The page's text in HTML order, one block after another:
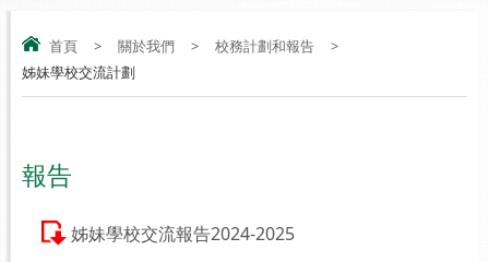
首頁 > 關於我們 > 校務計劃和報告
>
姊妹學校交流計劃
報告
姊妹學校交流報告2024-2025